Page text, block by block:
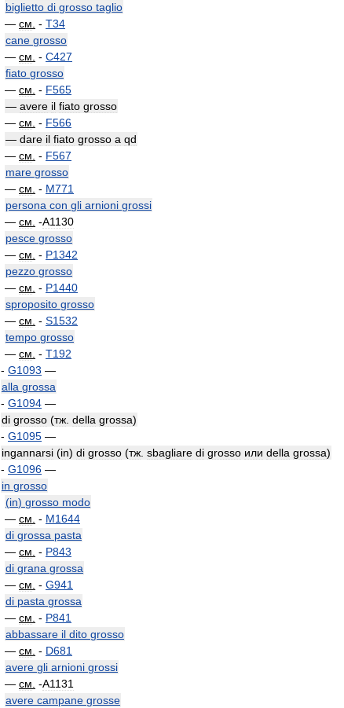
biglietto di grosso taglio
— см - T34
cane grosso
— см - C427
fiato grosso
— см - F565
— avere il fiato grosso
— см - F566
— dare il fiato grosso a qd
— см - F567
mare grosso
— см - M771
persona con gli arnioni grossi
— см -A1130
pesce grosso
— см - P1342
pezzo grosso
— см - P1440
sproposito grosso
— см - S1532
tempo grosso
— см - T192
- G1093 —
alla grossa
- G1094 —
di grosso (тж della grossa)
- G1095 —
ingannarsi (in) di grosso (тж sbagliare di grosso или della grossa)
- G1096 —
in grosso
(in) grosso modo
— см - M1644
di grossa pasta
— см - P843
di grana grossa
— см - G941
di pasta grossa
— см - P841
abbassare il dito grosso
— см - D681
avere gli arnioni grossi
— см -A1131
avere campane grosse